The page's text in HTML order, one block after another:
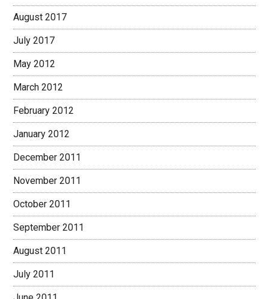
August 2017
July 2017
May 2012
March 2012
February 2012
January 2012
December 2011
November 2011
October 2011
September 2011
August 2011
July 2011